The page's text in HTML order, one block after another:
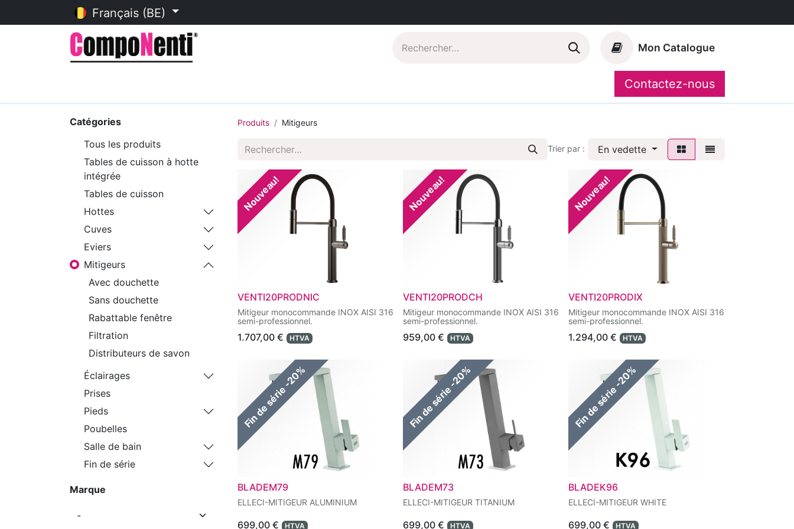
Français (BE)
Mon Catalogue
CompoShop
Contactez-nous
Catégories
Tous les produits
Tables de cuisson à hotte
intégrée
Tables de cuisson
Hottes
Cuves
Eviers
Mitigeurs
Avec douchette
Sans douchette
Rabattable fenêtre
Filtration
Distributeurs de savon
Éclairages
Prises
Pieds
Poubelles
Salle de bain
Fin de série
Marque
Produits Mitigeurs
Trier par : En vedette
Nouveau!
VENTI20PRODNIC
Mitigeur monocommande INOX AISI 316
semi-professionnel.
1.707,00 € HTVA
Nouveau!
VENTI20PRODCH
Mitigeur monocommande INOX AISI 316
semi-professionnel.
959,00 € HTVA
Nouveau!
VENTI20PRODIX
Mitigeur monocommande INOX AISI 316
semi-professionnel.
1.294,00 € HTVA
Fin de série -20%
BLADEM79
ELLECI-MITIGEUR ALUMINIUM
699,00 € HTVA
Fin de série -20%
BLADEM73
ELLECI-MITIGEUR TITANIUM
699,00 € HTVA
Fin de série -20%
BLADEK96
ELLECI-MITIGEUR WHITE
699,00 € HTVA